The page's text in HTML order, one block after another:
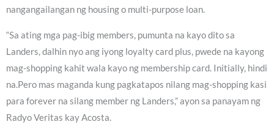
nangangailangan ng housing o multi-purpose loan.
“Sa ating mga pag-ibig members, pumunta na kayo dito sa
Landers, dalhin nyo ang iyong loyalty card plus, pwede na kayong
mag-shopping kahit wala kayo ng membership card. Initially, hindi
na.Pero mas maganda kung pagkatapos nilang mag-shopping kasi
para forever na silang member ng Landers,” ayon sa panayam ng
Radyo Veritas kay Acosta.